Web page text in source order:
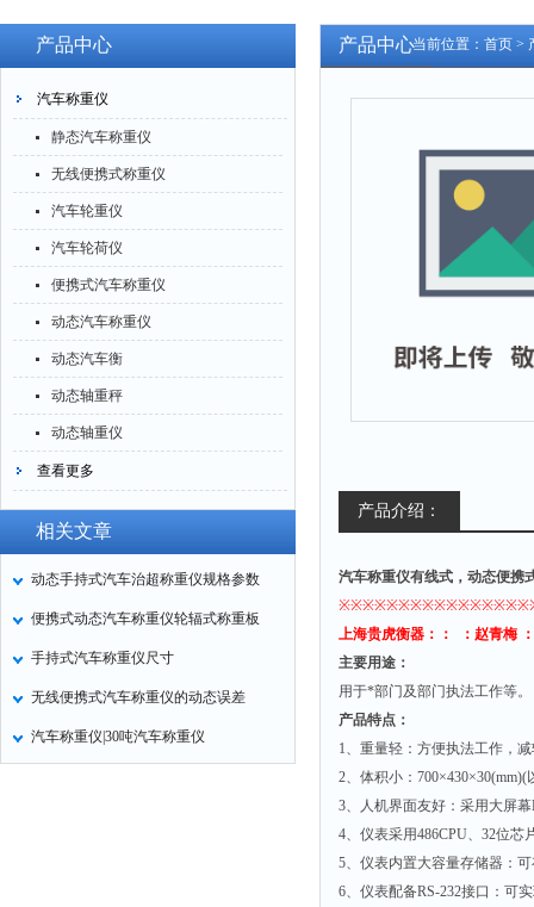
产品中心
汽车称重仪
静态汽车称重仪
无线便携式称重仪
汽车轮重仪
汽车轮荷仪
便携式汽车称重仪
动态汽车称重仪
动态汽车衡
动态轴重秤
动态轴重仪
查看更多
相关文章
动态手持式汽车治超称重仪规格参数
便携式动态汽车称重仪轮辐式称重板
手持式汽车称重仪尺寸
无线便携式汽车称重仪的动态误差
汽车称重仪|30吨汽车称重仪
当前位置： 首页 >
产品中心
产品介绍：
汽车称重仪有线式，动态便携
上海贵虎衡器：
： ：赵青梅 ：
主要用途：
用于*部门及部门执法工作等。
产品特点：
1、重量轻：方便执法工作，
2、体积小： 700×430×30(mm)(
3、人机界面友好：采用大屏幕
4、仪表采用486CPU、 32位芯
5、仪表内置大容量存储器：
6、仪表配备RS-232接口：可